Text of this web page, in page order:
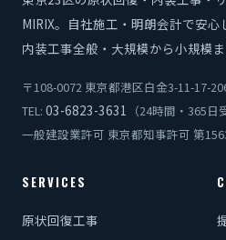
MIRIX。自社施工・明朗会計で安心
内装工事全般・大規模から小規模
〒108-0072 東京都港区白金3-11-17-
TEL: 03-6823-3631 （24時間・365日
一般建設業許可 東京都知事許可 第
SERVICES
原状回復工事